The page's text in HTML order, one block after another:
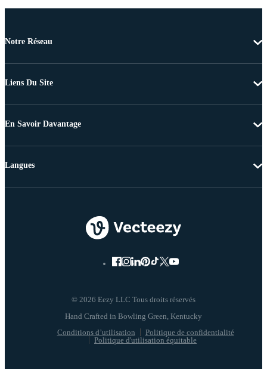
Notre Réseau
Liens Du Site
En Savoir Davantage
© 2026 Eezy LLC Tous droits réservés
Conditions d’utilisation
Politique de confidentialité
Politique d'utilisation équitable
Langues